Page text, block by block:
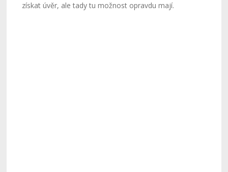
získat úvěr, ale tady tu možnost opravdu mají.